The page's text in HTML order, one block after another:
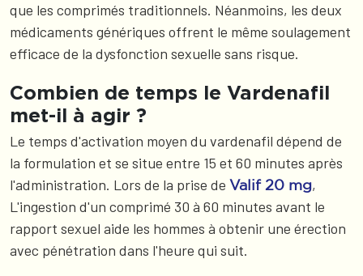
que les comprimés traditionnels. Néanmoins, les deux
médicaments génériques offrent le même soulagement
efficace de la dysfonction sexuelle sans risque.
Combien de temps le Vardenafil
met-il à agir ?
Le temps d'activation moyen du vardenafil dépend de
la formulation et se situe entre 15 et 60 minutes après
l'administration. Lors de la prise de Valif 20 mg,
L'ingestion d'un comprimé 30 à 60 minutes avant le
rapport sexuel aide les hommes à obtenir une érection
avec pénétration dans l'heure qui suit.